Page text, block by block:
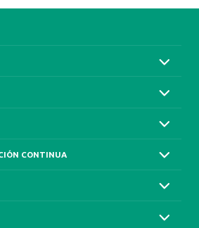
CONTINUA